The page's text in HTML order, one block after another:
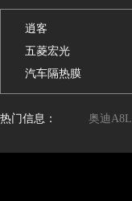
逍客
五菱宏光
汽车隔热膜
热门信息： 奥迪A8L